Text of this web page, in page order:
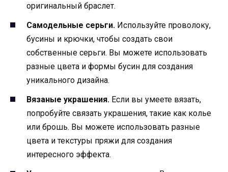
оригинальный браслет.
Самодельные серьги. Используйте проволоку,
бусины и крючки, чтобы создать свои
собственные серьги. Вы можете использовать
разные цвета и формы бусин для создания
уникального дизайна.
Вязаные украшения. Если вы умеете вязать,
попробуйте связать украшения, такие как колье
или брошь. Вы можете использовать разные
цвета и текстуры пряжи для создания
интересного эффекта.